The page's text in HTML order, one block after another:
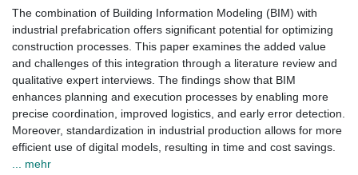
The combination of Building Information Modeling (BIM) with
industrial prefabrication offers significant potential for optimizing
construction processes. This paper examines the added value
and challenges of this integration through a literature review and
qualitative expert interviews. The findings show that BIM
enhances planning and execution processes by enabling more
precise coordination, improved logistics, and early error detection.
Moreover, standardization in industrial production allows for more
efficient use of digital models, resulting in time and cost savings.
... mehr